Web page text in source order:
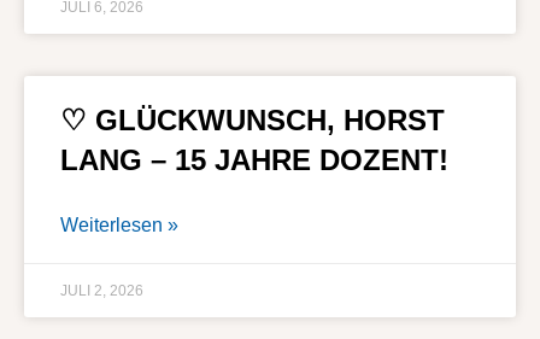
JULI 6, 2026
♡ GLÜCKWUNSCH, HORST
LANG – 15 JAHRE DOZENT!
Weiterlesen »
JULI 2, 2026